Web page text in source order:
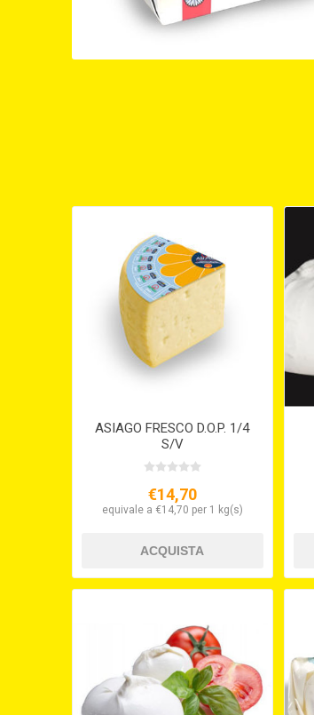
ASIAGO FRESCO D.O.P. 1/4
S/V
€14,70
equivale a €14,70 per 1 kg(s)